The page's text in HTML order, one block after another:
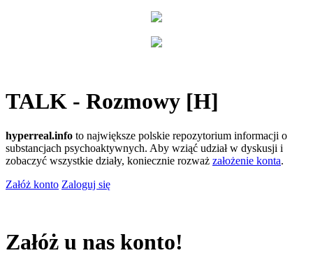
TALK - Rozmowy [H]
hyperreal.info to największe polskie repozytorium informacji o
substancjach psychoaktywnych. Aby wziąć udział w dyskusji i
zobaczyć wszystkie działy, koniecznie rozważ założenie konta.
Załóż konto Zaloguj się
Załóż u nas konto!